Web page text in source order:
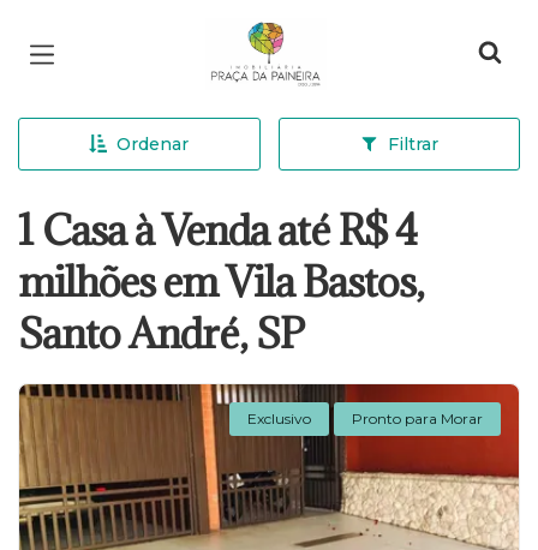
Página inicial
Ordenar Filtrar
1 Casa à Venda até R$ 4
milhões em Vila Bastos,
Santo André, SP
Exclusivo Pronto para Morar